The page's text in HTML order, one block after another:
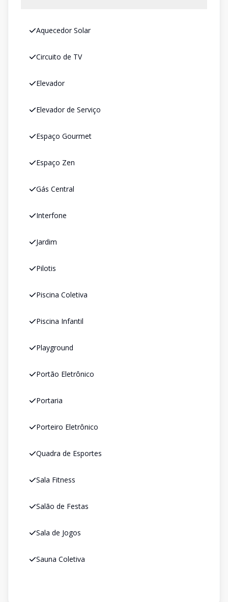
Aquecedor Solar
Circuito de TV
Elevador
Elevador de Serviço
Espaço Gourmet
Espaço Zen
Gás Central
Interfone
Jardim
Pilotis
Piscina Coletiva
Piscina Infantil
Playground
Portão Eletrônico
Portaria
Porteiro Eletrônico
Quadra de Esportes
Sala Fitness
Salão de Festas
Sala de Jogos
Sauna Coletiva